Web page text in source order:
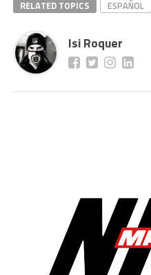
RELATED TOPICS ESPAÑOL
Isi Roquer